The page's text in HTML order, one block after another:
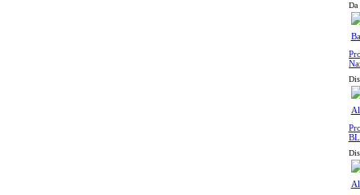
Da